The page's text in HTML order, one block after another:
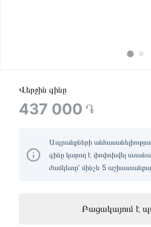
Վերջին գինը
437 000 ֏
Ապրանքների
գինը կարող է փոփոխվել
ժամկետը՝ մինչև 5
Բացակայում է